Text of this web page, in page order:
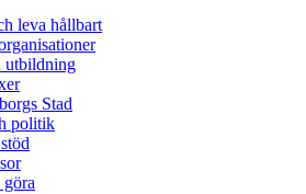
leva hållbart
utbildning
Stad
politik
göra